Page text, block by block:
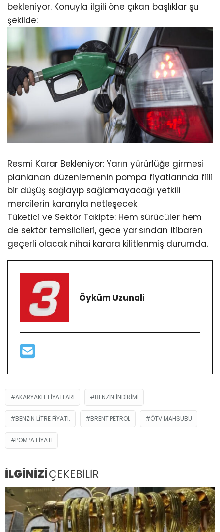
bekleniyor. Konuyla ilgili öne çıkan başlıklar şu
şekilde:
Resmi Karar Bekleniyor: Yarın yürürlüğe girmesi
planlanan düzenlemenin pompa fiyatlarında fiili
bir düşüş sağlayıp sağlamayacağı yetkili
mercilerin kararıyla netleşecek.
Tüketici ve Sektör Takipte: Hem sürücüler hem
de sektör temsilcileri, gece yarısından itibaren
geçerli olacak nihai karara kilitlenmiş durumda.
Öyküm Uzunali
AKARYAKIT FIYATLARI BENZIN INDIRIMI
BENZIN LITRE FIYATI. BRENT PETROL ÖTV MAHSUBU
POMPA FIYATI
İLGİNİZİÇEKEBİLİR